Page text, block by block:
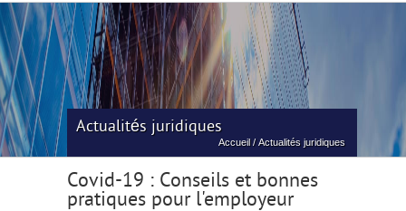
Actualités juridiques
Accueil / Actualités juridiques
Covid-19 : Conseils et bonnes
pratiques pour l'employeur